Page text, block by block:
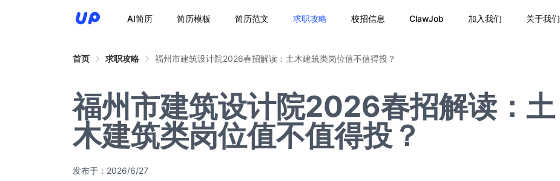
AI简历 简历模板 简历范文 求职攻略 校招信息 ClawJob 加入我们 关于我们
首页 求职攻略 福州市建筑设计院2026春招解读：土木建筑类岗位值不值得投？
福州市建筑设计院2026春招解读：土
木建筑类岗位值不值得投？
发布于： 2026/6/27